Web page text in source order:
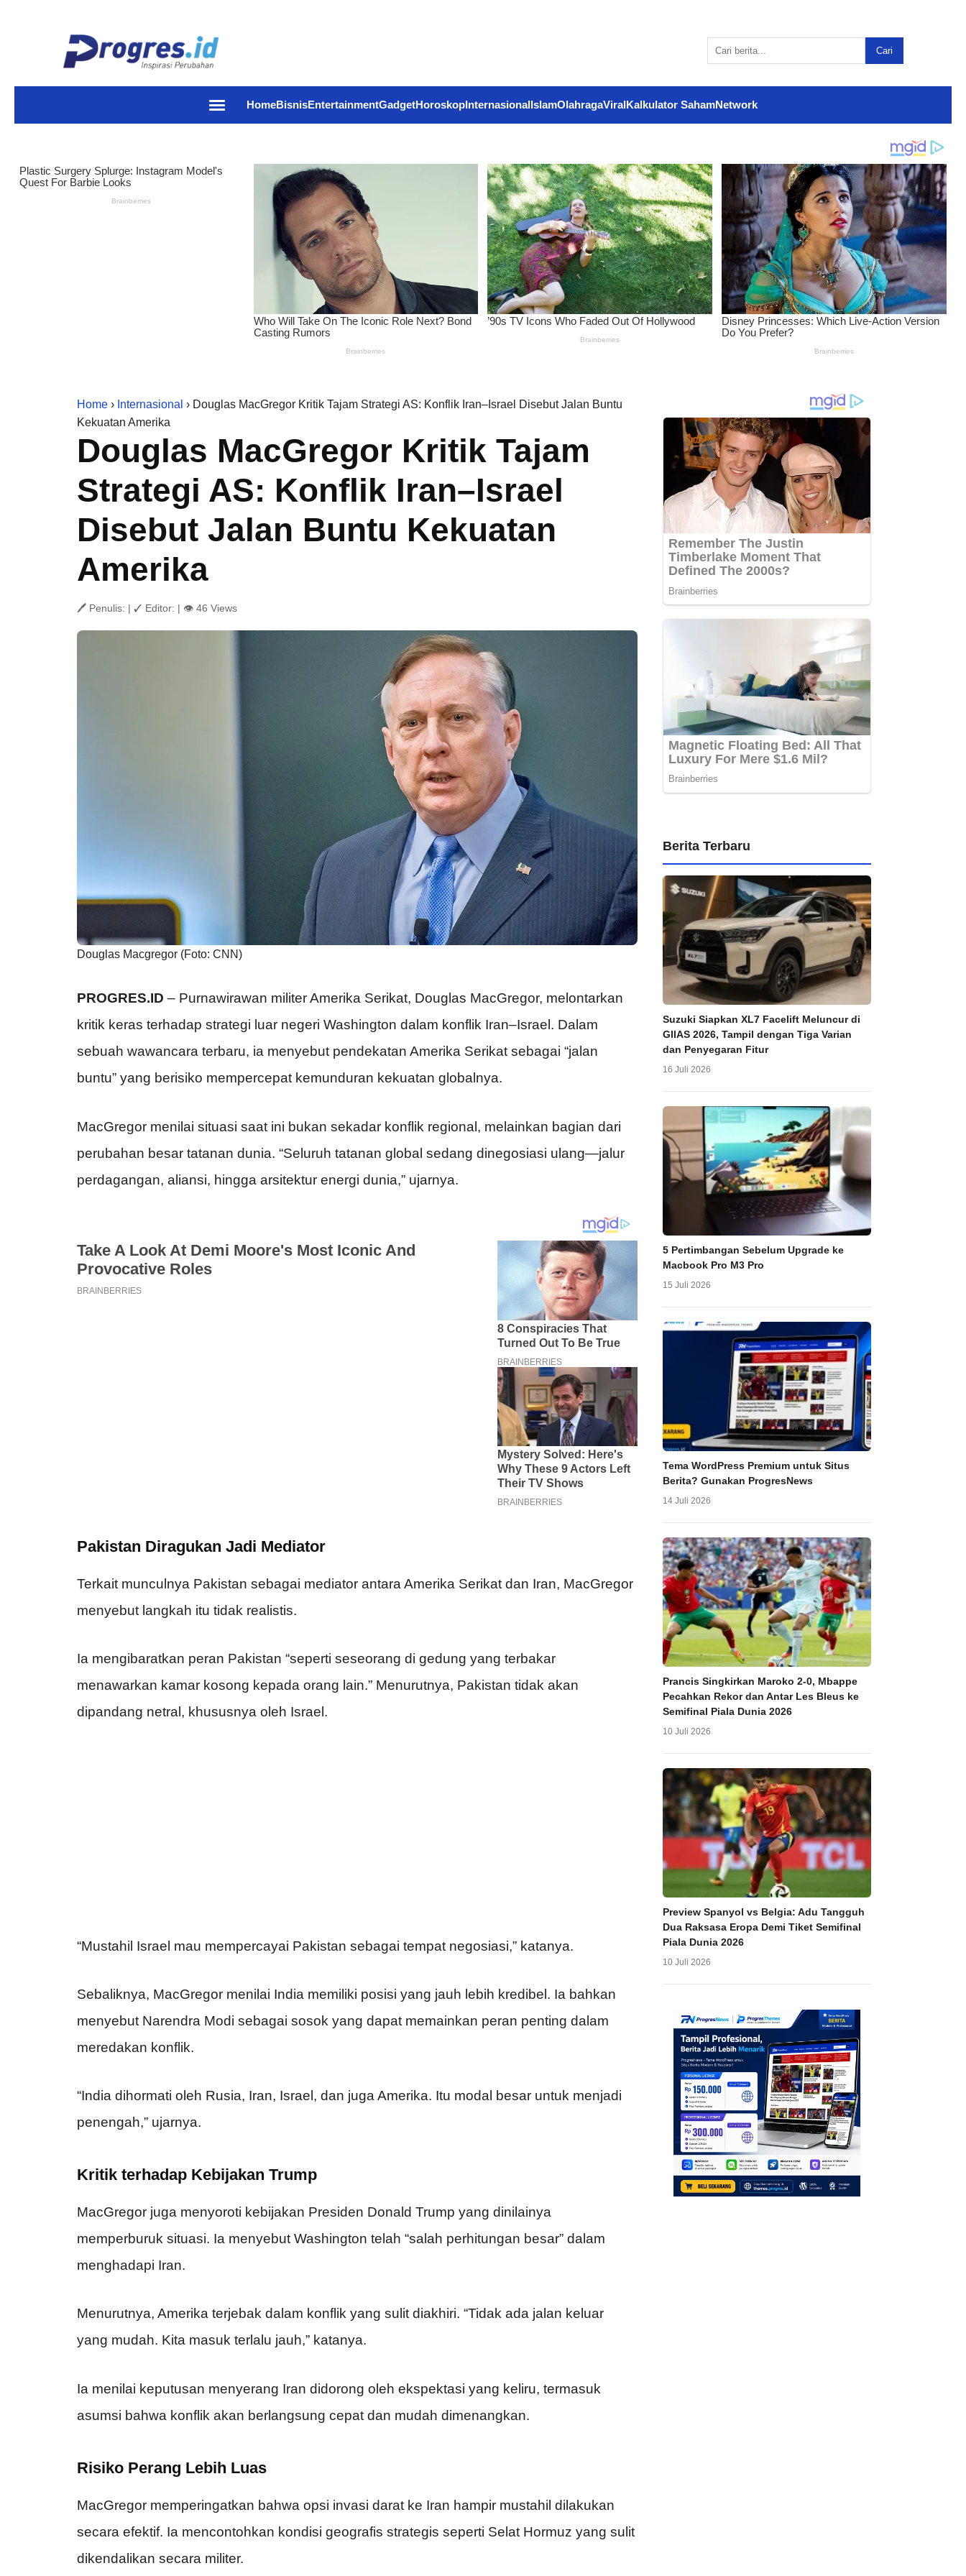
Cari
HomeBisnisEntertainmentGadgetHoroskopInternasionalIslamOlahragaViralKalkulator SahamNetwork
Home › Internasional › Douglas MacGregor Kritik Tajam Strategi AS: Konflik Iran–Israel Disebut Jalan Buntu
Kekuatan Amerika
Douglas MacGregor Kritik Tajam
Strategi AS: Konflik Iran–Israel
Disebut Jalan Buntu Kekuatan
Amerika
🖊 Penulis: | ✓ Editor: | 👁 46 Views
Douglas Macgregor (Foto: CNN)
PROGRES.ID – Purnawirawan militer Amerika Serikat, Douglas MacGregor, melontarkan
kritik keras terhadap strategi luar negeri Washington dalam konflik Iran–Israel. Dalam
sebuah wawancara terbaru, ia menyebut pendekatan Amerika Serikat sebagai “jalan
buntu” yang berisiko mempercepat kemunduran kekuatan globalnya.
MacGregor menilai situasi saat ini bukan sekadar konflik regional, melainkan bagian dari
perubahan besar tatanan dunia. “Seluruh tatanan global sedang dinegosiasi ulang—jalur
perdagangan, aliansi, hingga arsitektur energi dunia,” ujarnya.
Pakistan Diragukan Jadi Mediator
Terkait munculnya Pakistan sebagai mediator antara Amerika Serikat dan Iran, MacGregor
menyebut langkah itu tidak realistis.
Ia mengibaratkan peran Pakistan “seperti seseorang di gedung yang terbakar
menawarkan kamar kosong kepada orang lain.” Menurutnya, Pakistan tidak akan
dipandang netral, khususnya oleh Israel.
“Mustahil Israel mau mempercayai Pakistan sebagai tempat negosiasi,” katanya.
Sebaliknya, MacGregor menilai India memiliki posisi yang jauh lebih kredibel. Ia bahkan
menyebut Narendra Modi sebagai sosok yang dapat memainkan peran penting dalam
meredakan konflik.
“India dihormati oleh Rusia, Iran, Israel, dan juga Amerika. Itu modal besar untuk menjadi
penengah,” ujarnya.
Kritik terhadap Kebijakan Trump
MacGregor juga menyoroti kebijakan Presiden Donald Trump yang dinilainya
memperburuk situasi. Ia menyebut Washington telah “salah perhitungan besar” dalam
menghadapi Iran.
Menurutnya, Amerika terjebak dalam konflik yang sulit diakhiri. “Tidak ada jalan keluar
yang mudah. Kita masuk terlalu jauh,” katanya.
Ia menilai keputusan menyerang Iran didorong oleh ekspektasi yang keliru, termasuk
asumsi bahwa konflik akan berlangsung cepat dan mudah dimenangkan.
Risiko Perang Lebih Luas
MacGregor memperingatkan bahwa opsi invasi darat ke Iran hampir mustahil dilakukan
secara efektif. Ia mencontohkan kondisi geografis strategis seperti Selat Hormuz yang sulit
dikendalikan secara militer.
Berita Terbaru
Suzuki Siapkan XL7 Facelift Meluncur di
GIIAS 2026, Tampil dengan Tiga Varian
dan Penyegaran Fitur
16 Juli 2026
5 Pertimbangan Sebelum Upgrade ke
Macbook Pro M3 Pro
15 Juli 2026
Tema WordPress Premium untuk Situs
Berita? Gunakan ProgresNews
14 Juli 2026
Prancis Singkirkan Maroko 2-0, Mbappe
Pecahkan Rekor dan Antar Les Bleus ke
Semifinal Piala Dunia 2026
10 Juli 2026
Preview Spanyol vs Belgia: Adu Tangguh
Dua Raksasa Eropa Demi Tiket Semifinal
Piala Dunia 2026
10 Juli 2026